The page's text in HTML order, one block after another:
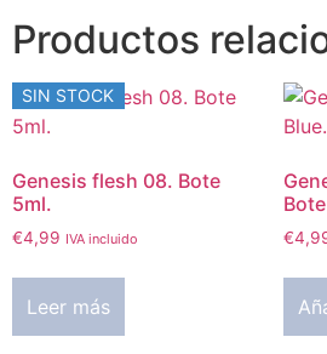
Productos
SIN STOCK
Genesis flesh 08. Bote
5ml.
€4,99 IVA incluido
Leer más
€